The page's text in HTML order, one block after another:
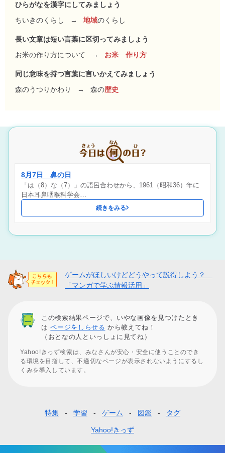
ひらがなを漢字にしてみましょう
ちいきのくらし
→ 地域のくらし
長い文章は短い言葉に区切ってみましょう
お米の作り方について
→ お米 作り方
同じ意味を持つ言葉に言いかえてみましょう
森のうつりかわり
→ 森の歴史
8月7日 鼻の日
「は（8）な（7）」の語呂合わせから、1961（昭和36）年に
日本耳鼻咽喉科学会…
続きをみる
ゲームがほしいけどどうやって説得しよう？
「マンガで学ぶ情報活用」
この検索結果ページで、いやな画像を見つけたとき
はページをしらせる から教えてね！
（おとなの人といっしょに見てね）
Yahoo!きっず検索は、みなさんが安心・安全に使うことのでき
る環境を目指して、不適切なページが表示されないようにするし
くみを導入しています。
タ
特集 学習 ゲーム 図鑑 タグ
Yahoo!きっず